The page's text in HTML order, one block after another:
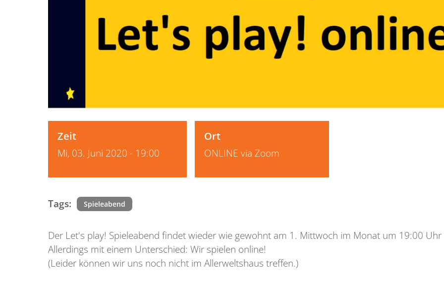
Zeit
Mi, 03. Juni 2020 - 19:00
Ort
ONLINE via Zoom
Tags: Spieleabend
Der Let's play! Spieleabend findet wieder wie gewohnt am 1. Mittwoch im Monat um 19:00 Uhr
Allerdings mit einem Unterschied: Wir spielen online!
(Leider können wir uns noch nicht im Allerweltshaus treffen.)